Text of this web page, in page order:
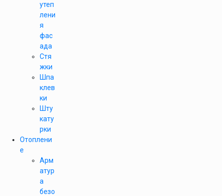
утеп
лени
я
фас
ада
Стя
жки
Шпа
клев
ки
Шту
кату
рки
Отоплени
е
Арм
атур
а
безо